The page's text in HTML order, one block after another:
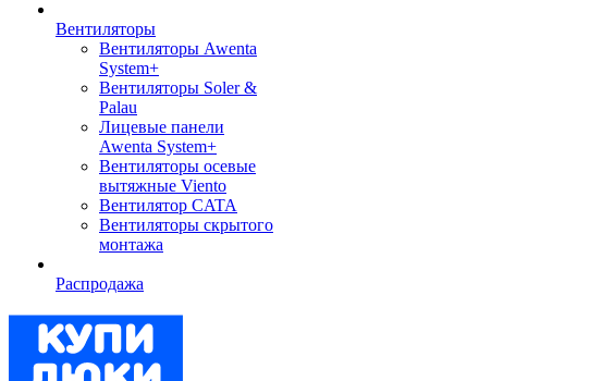
Вентиляторы
Вентиляторы Awenta
System+
Вентиляторы Soler &
Palau
Лицевые панели
Awenta System+
Вентиляторы осевые
вытяжные Viento
Вентилятор CATA
Вентиляторы скрытого
монтажа
Распродажа